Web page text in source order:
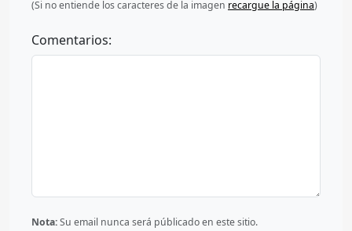
(Si no entiende los caracteres de la imagen recargue la página)
Comentarios:
Nota:Su email nunca será públicado en este sitio.